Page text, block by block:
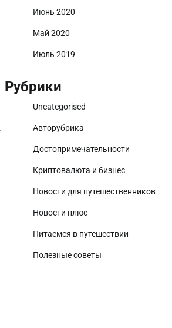
Июнь 2020
Май 2020
Июль 2019
Рубрики
Uncategorised
Авторубрика
Достопримечательности
Криптовалюта и бизнес
Новости для путешественников
Новости плюс
Питаемся в путешествии
Полезные советы